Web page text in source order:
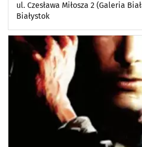
ul. Czesława Miłosza 2 (Galeria
Białystok